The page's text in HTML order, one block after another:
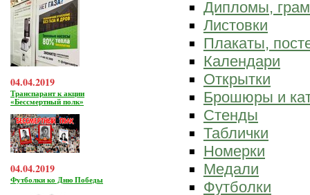
04.04.2019
Транспарант к акции
«Бессмертный полк»
04.04.2019
Футболки ко Дню Победы
Дипломы,
Листовки
Плакаты,
Календари
Открытки
Брошюры и
Стенды
Таблички
Номерки
Медали
Футболки